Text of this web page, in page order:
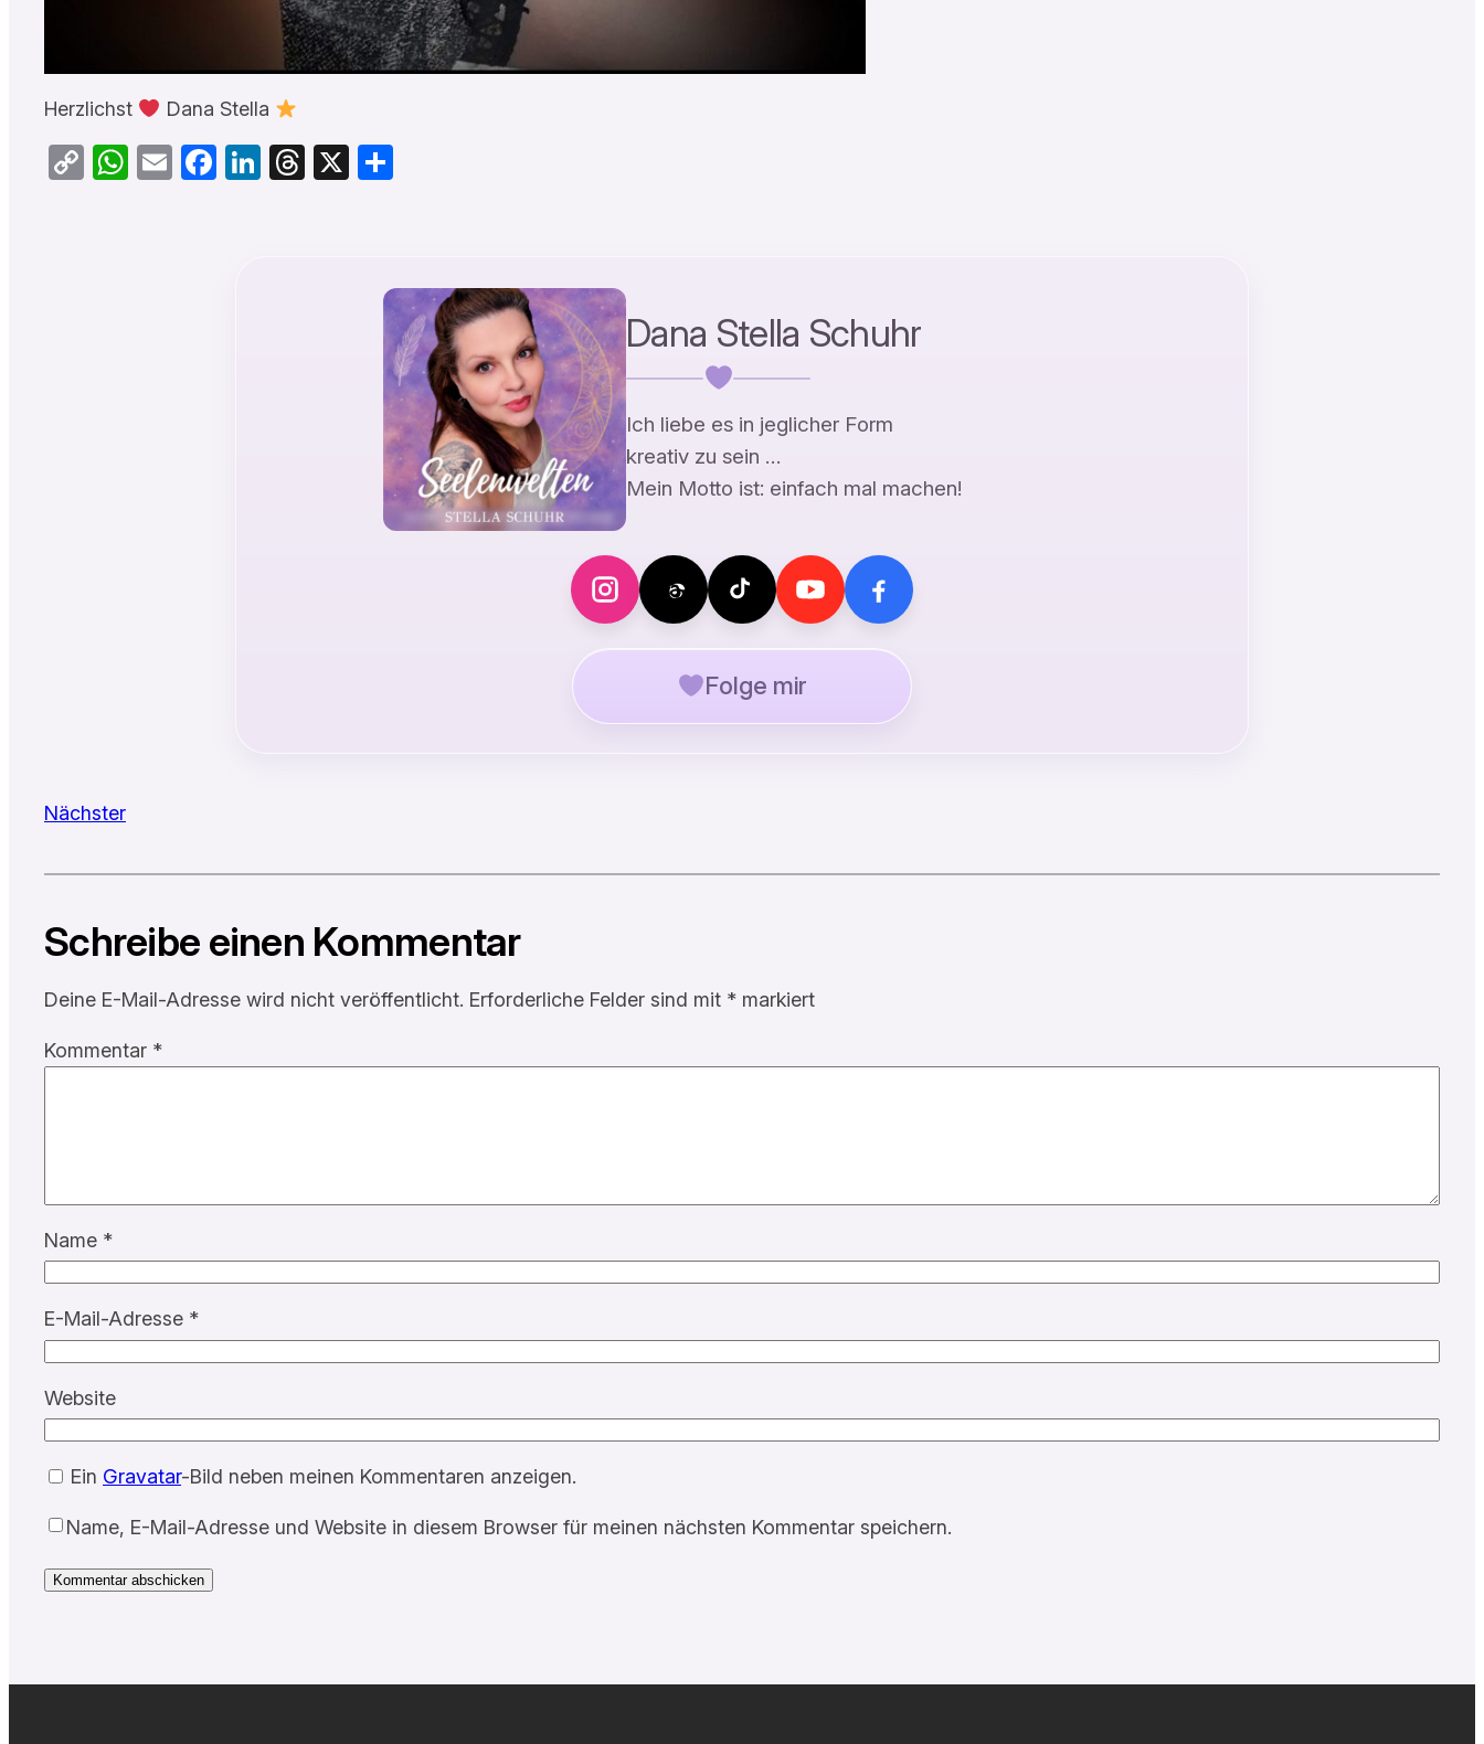
Herzlichst Dana Stella
CopyWhatsApp
EmailFacebook
LinkedIn
Threads
X
Dana Stella Schuhr
Ich liebe es in jeglicher Form
kreativ zu sein …
Mein Motto ist: einfach mal machen!
Folge mir
Nächster
Schreibe einen Kommentar
Deine E-Mail-Adresse wird nicht veröffentlicht. Erforderliche Felder sind mit * markiert
Kommentar *
Name *
E-Mail-Adresse *
Website
Ein Gravatar-Bild neben meinen Kommentaren anzeigen.
Name, E-Mail-Adresse und Website in diesem Browser für meinen nächsten Kommentar speichern.